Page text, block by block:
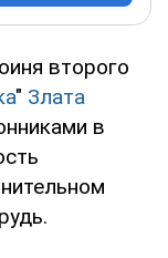
второго
" Злата
в